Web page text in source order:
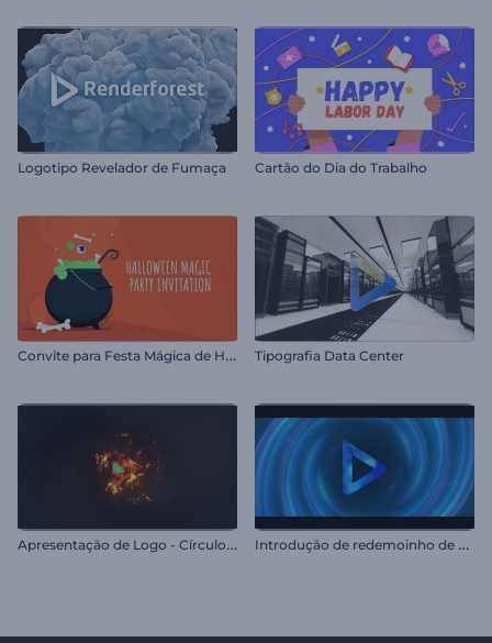
Logotipo Revelador de Fumaça Cartão do Dia do Trabalho
C
onvite para Festa Mágica de Halloween Tipografia Data Center
A
presentação de Logo - Círculo Flamejante I
ntrodução de redemoinho de energia neon